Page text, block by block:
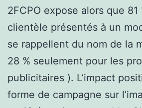
2FCPO expose alors que 81
clientèle présentés à un
se rappellent du nom de la
28 % seulement pour les
publicitaires ). L’impact
forme de campagne sur